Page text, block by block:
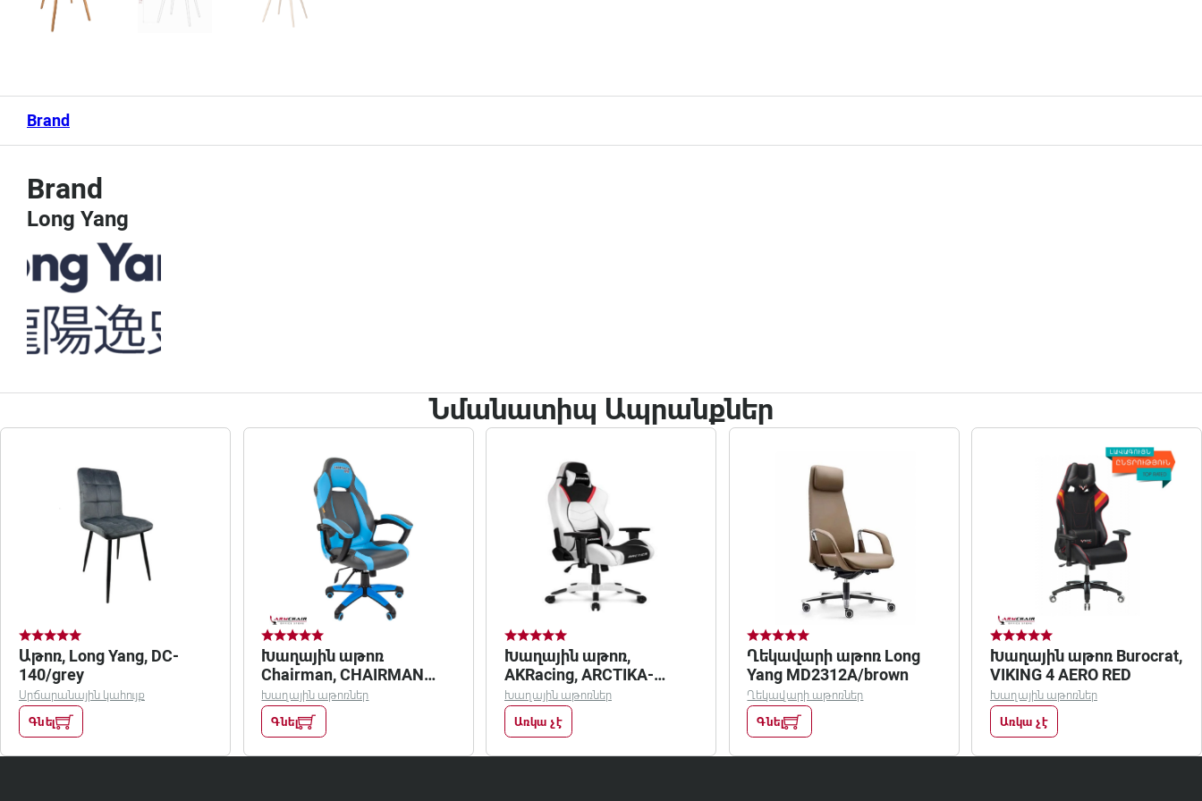
Brand
Brand
Long Yang
Նմանատիպ Ապրանքներ
Աթոռ, Long Yang, DC-
140/grey
Սրճարանային կահույք
Գնել
Խաղային աթոռ
Chairman, CHAIRMAN
GAME 20
Խաղային աթոռներ
Գնել
Խաղային աթոռ,
AKRacing, ARCTIKA-
WHITE
Խաղային աթոռներ
Առկա չէ
Ղեկավարի աթոռ Long
Yang MD2312A/brown
Ղեկավարի աթոռներ
Գնել
Խաղային աթոռ Burocrat,
VIKING 4 AERO RED
Խաղային աթոռներ
Առկա չէ